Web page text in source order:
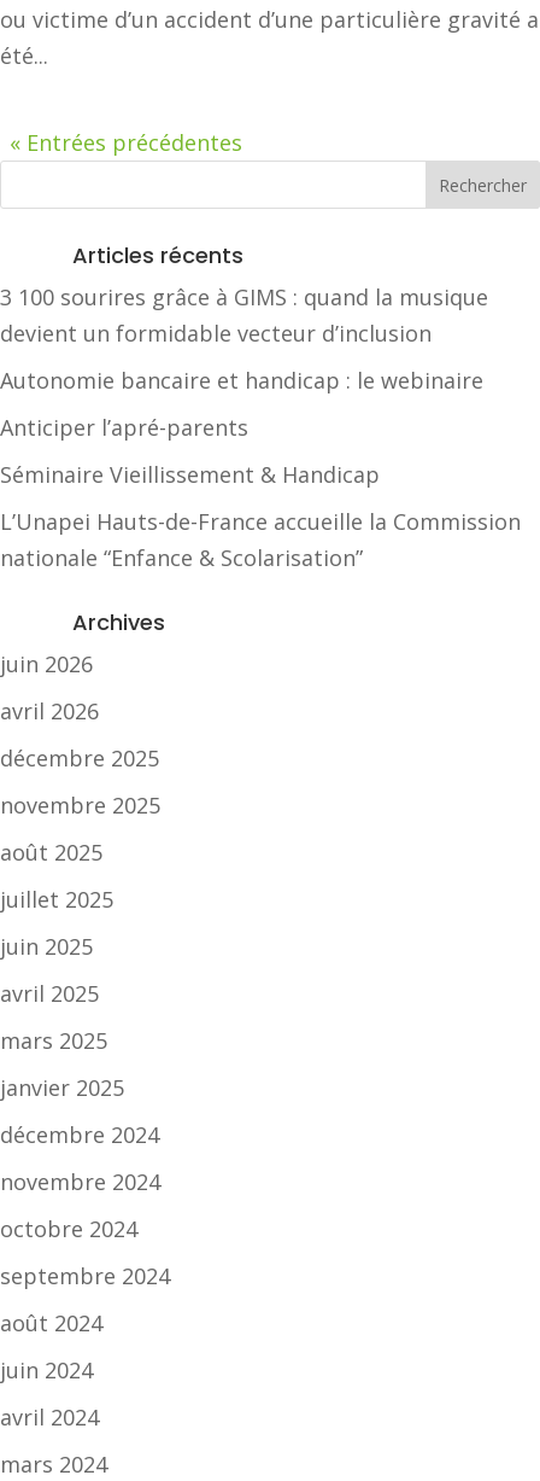
ou victime d’un accident d’une particulière gravité a
été...
« Entrées précédentes
Articles récents
3 100 sourires grâce à GIMS : quand la musique
devient un formidable vecteur d’inclusion
Autonomie bancaire et handicap : le webinaire
Anticiper l’apré-parents
Séminaire Vieillissement & Handicap
L’Unapei Hauts-de-France accueille la Commission
nationale “Enfance & Scolarisation”
Archives
juin 2026
avril 2026
décembre 2025
novembre 2025
août 2025
juillet 2025
juin 2025
avril 2025
mars 2025
janvier 2025
décembre 2024
novembre 2024
octobre 2024
septembre 2024
août 2024
juin 2024
avril 2024
mars 2024